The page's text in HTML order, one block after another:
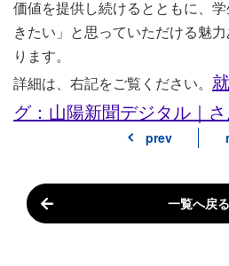
価値を提供し続けるとともに、
きたい」と思っていただける魅
ります。
詳細は、右記をご覧ください。
グ：山陽新聞デジタル｜
prev
一覧へ戻る